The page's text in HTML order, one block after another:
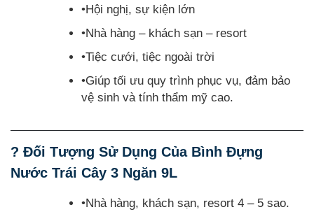
•Hội nghị, sự kiện lớn
•Nhà hàng – khách sạn – resort
•Tiệc cưới, tiệc ngoài trời
•Giúp tối ưu quy trình phục vụ, đảm bảo
vệ sinh và tính thẩm mỹ cao.
? Đối Tượng Sử Dụng Của Bình Đựng
Nước Trái Cây 3 Ngăn 9L
•Nhà hàng, khách sạn, resort 4 – 5 sao.